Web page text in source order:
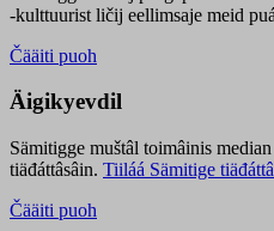
-kulttuurist ličij eellimsaje meid
Čääiti puoh
Äigikyevdil
Sämitigge muštâl toimâinis
tiäđáttâsâin. Tiiláá Sämitige
Čääiti puoh